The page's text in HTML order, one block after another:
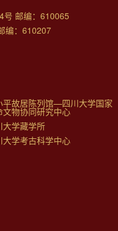
号 邮编：610065
编：610207
平故居陈列馆—四川大学国家
文物协同研究中心
大学藏学所
大学考古科学中心